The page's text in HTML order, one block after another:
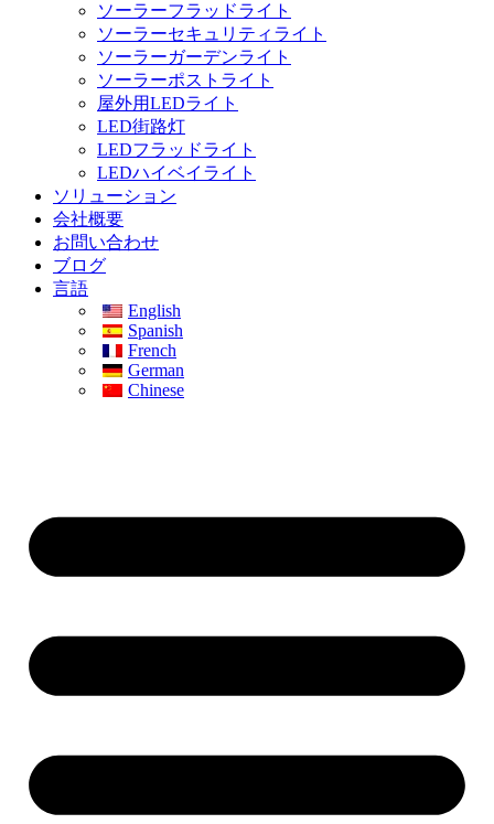
ソーラーフラッドライト
ソーラーセキュリティライト
ソーラーガーデンライト
ソーラーポストライト
屋外用LEDライト
LED街路灯
LEDフラッドライト
LEDハイベイライト
ソリューション
会社概要
お問い合わせ
ブログ
言語
English
Spanish
French
German
Chinese